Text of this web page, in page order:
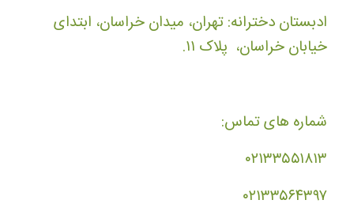
ادبستان دخترانه: تهران، میدان خراسان، ابتدای
خیابان خراسان، پلاک ۱۱.
شماره های تماس:
۰۲۱۳۳۵۵۱۸۱۳
۰۲۱۳۳۵۶۴۳۹۷